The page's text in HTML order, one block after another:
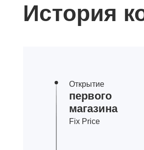
История
Открытие
первого
магазина
Fix Price